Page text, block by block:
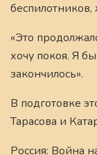
«Это
хочу покоя. Я
закончилось».
В подготовке
Тарасова и
Россия: Война